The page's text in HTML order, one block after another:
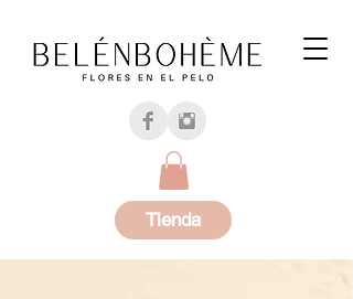
Tienda